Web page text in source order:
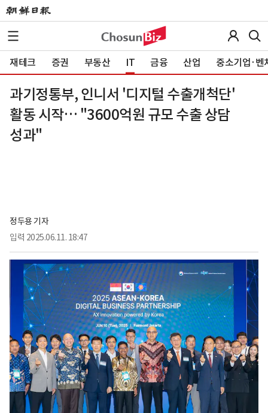
재테크 증권 부동산 IT 금융 산업 중소기업·벤
과기정통부, 인니서 '디지털 수출개척단'
활동 시작… "3600억원 규모 수출 상담
성과"
정두용 기자
입력 2025.06.11. 18:47